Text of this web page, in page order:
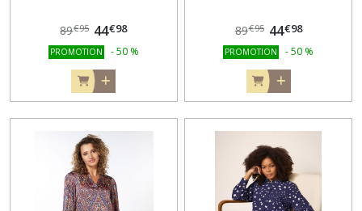
89€95 44€98
PROMOTION -50 %
89€95 44€98
PROMOTION -50 %